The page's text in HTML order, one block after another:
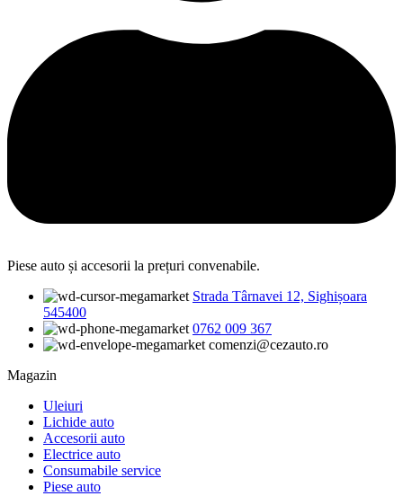
Piese auto și accesorii la prețuri convenabile.
Strada Târnavei 12, Sighișoara
545400
0762 009 367
comenzi@cezauto.ro
Magazin
Uleiuri
Lichide auto
Accesorii auto
Electrice auto
Consumabile service
Piese auto